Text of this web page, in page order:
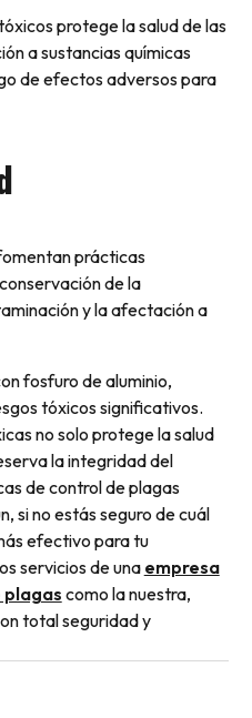
protege la salud de las
a sustancias químicas
de efectos adversos para
prácticas
de la
y la afectación a
fosfuro de aluminio,
tóxicos significativos.
no solo protege la salud
la integridad del
de control de plagas
si no estás seguro de cuál
efectivo para tu
servicios de una empresa
plagascomo la nuestra,
total seguridad y